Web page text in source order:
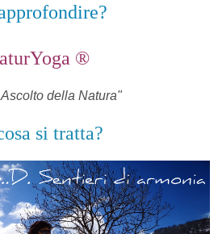
®
della Natura"
si tratta?